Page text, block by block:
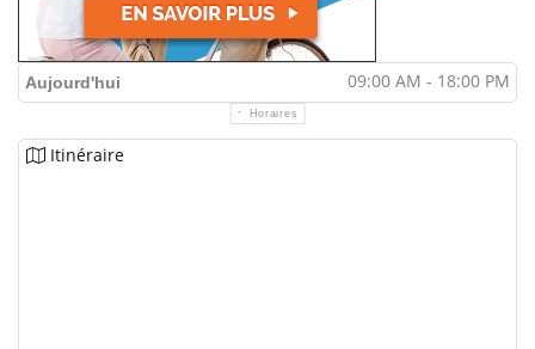
Aujourd'hui 09:00 AM - 18:00 PM
Horaires
Itinéraire